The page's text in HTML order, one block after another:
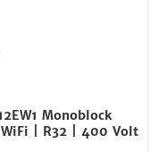
Monoblock
| R32 | 400 Volt